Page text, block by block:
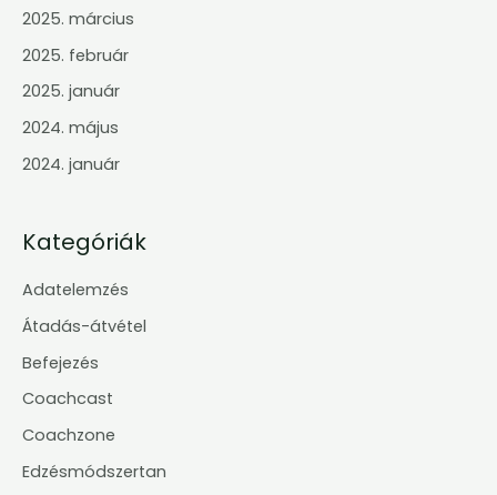
2025. március
2025. február
2025. január
2024. május
2024. január
Kategóriák
Adatelemzés
Átadás-átvétel
Befejezés
Coachcast
Coachzone
Edzésmódszertan